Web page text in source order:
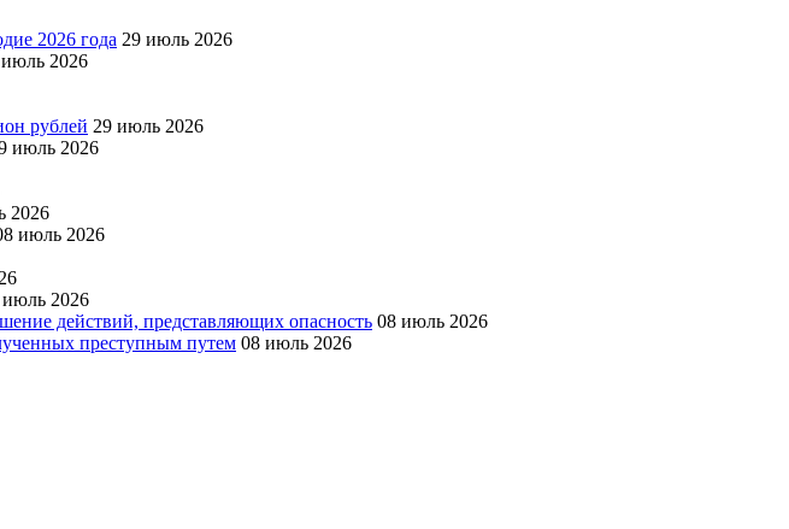
2026 года 29 июль 2026
2026
рублей 29 июль 2026
июль 2026
2026
июль 2026
2026
действий, представляющих опасность 08 июль 2026
преступным путем 08 июль 2026